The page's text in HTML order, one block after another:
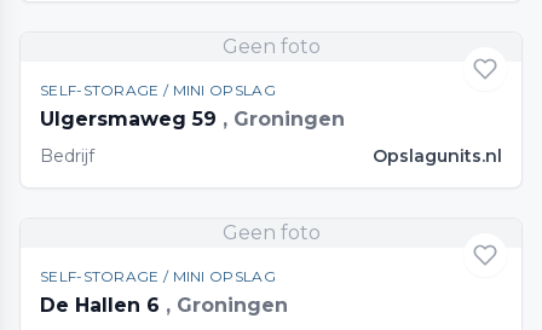
Geen foto
SELF-STORAGE / MINI OPSLAG
Ulgersmaweg 59 , Groningen
Bedrijf Opslagunits.nl
Geen foto
SELF-STORAGE / MINI OPSLAG
De Hallen 6 , Groningen